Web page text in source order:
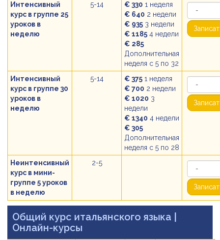
Интенсивный
курс в группе 25
уроков в
неделю
5-14 € 330 1 неделя
€ 640 2 недели
€ 935 3 недели
€ 1185 4 недели
€ 285
Дополнительная
неделя с 5 по 32
Интенсивный
курс в группе 30
уроков в
неделю
5-14 € 375 1 неделя
€ 700 2 недели
€ 1020 3
недели
€ 1340 4 недели
€ 305
Дополнительная
неделя с 5 по 28
Неинтенсивный
курс в мини-
группе 5 уроков
в неделю
2-5
Общий курс итальянского языка
Онлайн-курсы